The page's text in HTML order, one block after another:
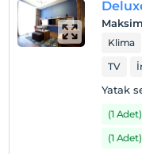
Klima
TV
Yatak
(1
(1